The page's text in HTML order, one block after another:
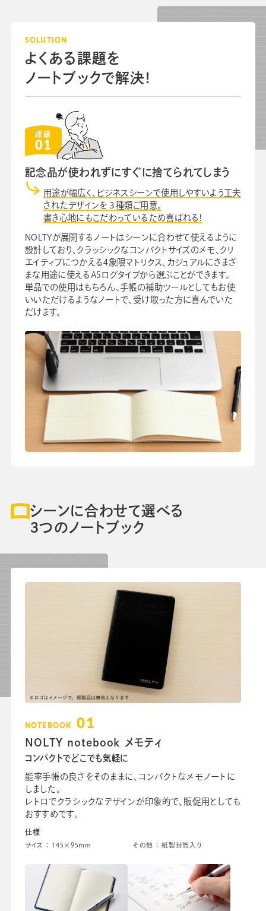
SOLUTION
よくある課題を
ノートブックで解決!
課題
01
記念品が使われずにすぐに捨てられてしまう
用途が幅広く、ビジネスシーンで使用しやすいよう工夫
されたデザインを３種類ご用意。
書き心地にもこだわっているため喜ばれる!
NOLTYが展開するノートはシーンに合わせて使えるように
設計しており、クラッシックなコンパクトサイズのメモ、クリ
エイティブにつかえる4象限マトリクス、カジュアルにさまざ
まな用途に使えるA5ログタイプから選ぶことができます。
単品での使用はもちろん、手帳の補助ツールとしてもお使
いいただけるようなノートで、受け取った方に喜んでいた
だけます。
シーンに合わせて選べる
3つのノートブック
NOTEBOOK 01
NOLTY notebook メモティ
コンパクトでどこでも気軽に
能率手帳の良さをそのままに、コンパクトなメモノートに
しました。
レトロでクラシックなデザインが印象的で、販促用としても
おすすめです。
仕様
サイズ ： 145×95mm その他 ： 紙製封筒入り